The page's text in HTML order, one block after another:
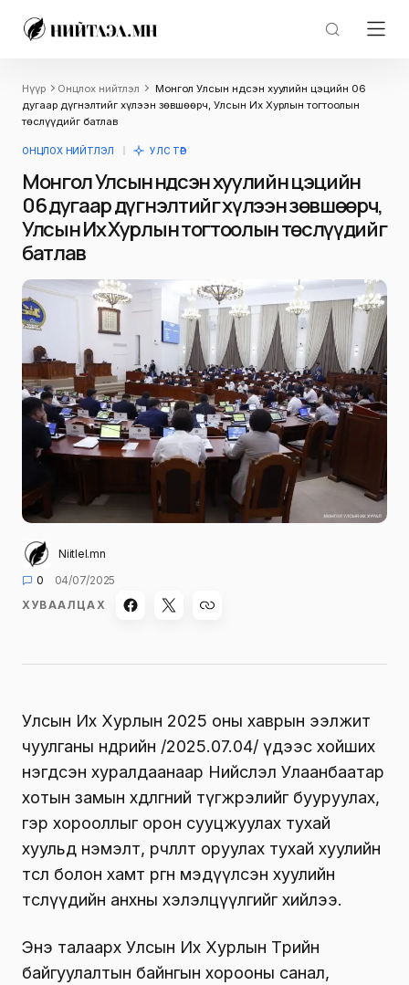
Нүүр Онцлох нийтлэл
Монгол Улсын Үндсэн хуулийн цэцийн 06
дугаар дүгнэлтийг хүлээн зөвшөөрч, Улсын Их Хурлын тогтоолын
төслүүдийг батлав
ОНЦЛОХ НИЙТЛЭЛ УЛС ТӨР
Монгол Улсын Үндсэн хуулийн цэцийн
06 дугаар дүгнэлтийг хүлээн зөвшөөрч,
Улсын Их Хурлын тогтоолын төслүүдийг
батлав
Niitlel.mn
0
04/07/2025
ХУВААЛЦАХ
Улсын Их Хурлын 2025 оны хаврын ээлжит
чуулганы өнөөдрийн /2025.07.04/ үдээс хойших
нэгдсэн хуралдаанаар Нийслэл Улаанбаатар
хотын замын хөдөлгөөний түгжрэлийг бууруулах,
гэр хорооллыг орон сууцжуулах тухай
хуульд нэмэлт, өөрчлөлт оруулах тухай хуулийн
төсөл болон хамт өргөн мэдүүлсэн хуулийн
төслүүдийн анхны хэлэлцүүлгийг хийлээ.
Энэ талаарх Улсын Их Хурлын Төрийн
байгуулалтын байнгын хорооны санал,